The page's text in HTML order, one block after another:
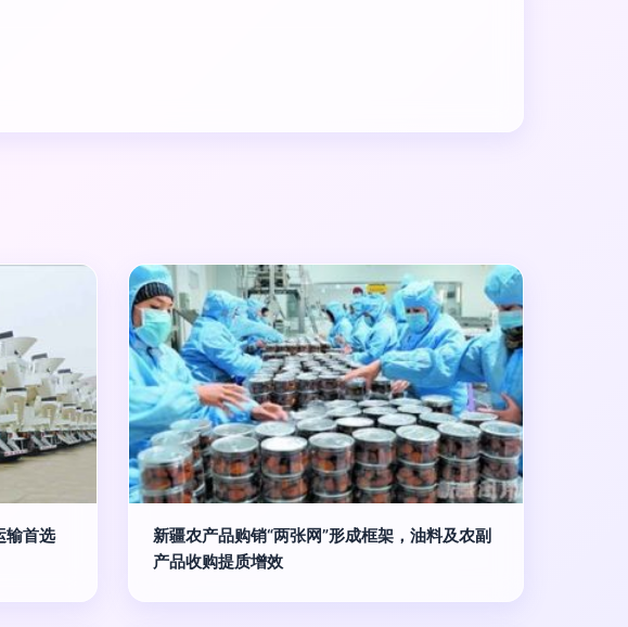
输首选
新疆农产品购销“两张网”形成框架，油料及农副
产品收购提质增效